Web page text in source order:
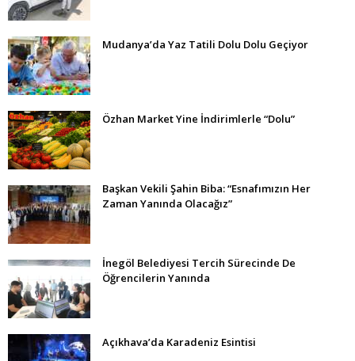
Mudanya’da Yaz Tatili Dolu Dolu Geçiyor
Özhan Market Yine İndirimlerle “Dolu”
Başkan Vekili Şahin Biba: “Esnafımızın Her
Zaman Yanında Olacağız”
İnegöl Belediyesi Tercih Sürecinde De
Öğrencilerin Yanında
Açıkhava’da Karadeniz Esintisi